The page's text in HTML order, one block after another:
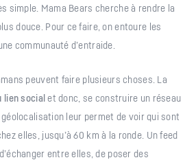
simple. Mama Bears cherche à rendre la
douce. Pour ce faire, on entoure les
communauté d’entraide.
peuvent faire plusieurs choses. La
lien socialet donc, se construire un réseau
leur permet de voir qui sont
elles, jusqu’à 60 km à la ronde. Un feed
entre elles, de poser des